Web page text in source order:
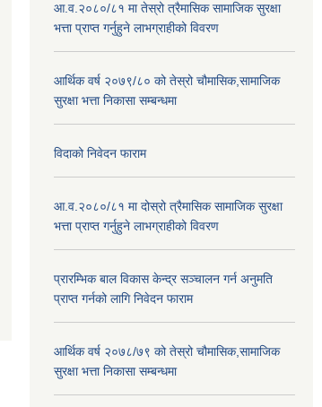
आ.व.२०८०/८१ मा तेस्रो त्रैमासिक सामाजिक सुरक्षा
भत्ता प्राप्त गर्नुहुने लाभग्राहीको विवरण
आर्थिक वर्ष २०७९/८० को तेस्रो चौमासिक,सामाजिक
सुरक्षा भत्ता निकासा सम्बन्धमा
विदाको निवेदन फाराम
आ.व.२०८०/८१ मा दोस्रो त्रैमासिक सामाजिक सुरक्षा
भत्ता प्राप्त गर्नुहुने लाभग्राहीको विवरण
प्रारम्भिक बाल विकास केन्द्र सञ्चालन गर्न अनुमति
प्राप्त गर्नको लागि निवेदन फाराम
आर्थिक वर्ष २०७८/७९ को तेस्रो चौमासिक,सामाजिक
सुरक्षा भत्ता निकासा सम्बन्धमा